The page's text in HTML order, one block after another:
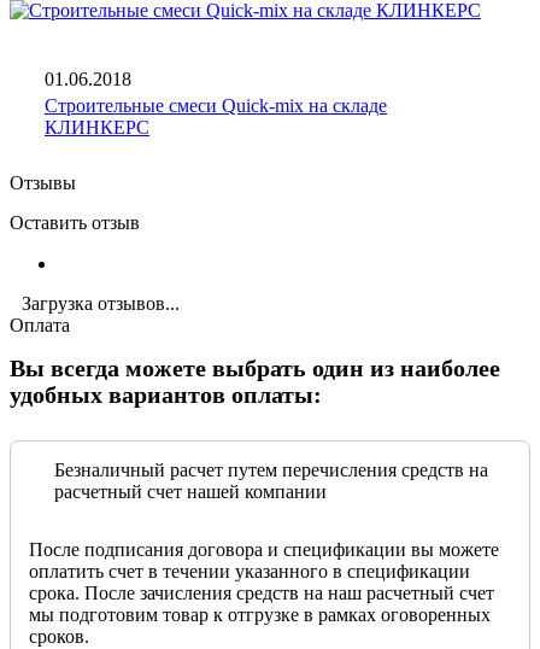
01.06.2018
Строительные смеси Quick-mix на складе
КЛИНКЕРС
Отзывы
Оставить отзыв
Загрузка отзывов...
Оплата
Вы всегда можете выбрать один из наиболее
удобных вариантов оплаты:
Безналичный расчет путем перечисления средств на
расчетный счет нашей компании
После подписания договора и спецификации вы можете
оплатить счет в течении указанного в спецификации
срока. После зачисления средств на наш расчетный счет
мы подготовим товар к отгрузке в рамках оговоренных
сроков.